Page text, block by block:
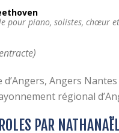
pour piano, solistes, chœur
d’Angers, Angers
régional
PAR